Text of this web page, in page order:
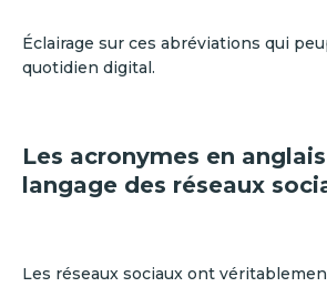
Éclairage sur ces abréviations qui
quotidien digital.
Les acronymes en
langage des réseaux
Les réseaux sociaux ont